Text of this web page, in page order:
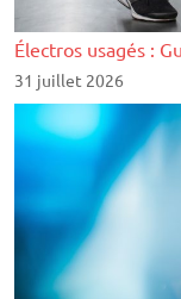
Électros usagés :
31 juillet 2026